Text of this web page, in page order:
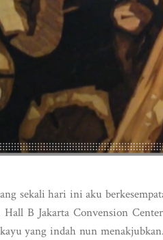
sekali hari ini aku
Hall B Jakarta Convension
yang indah nun